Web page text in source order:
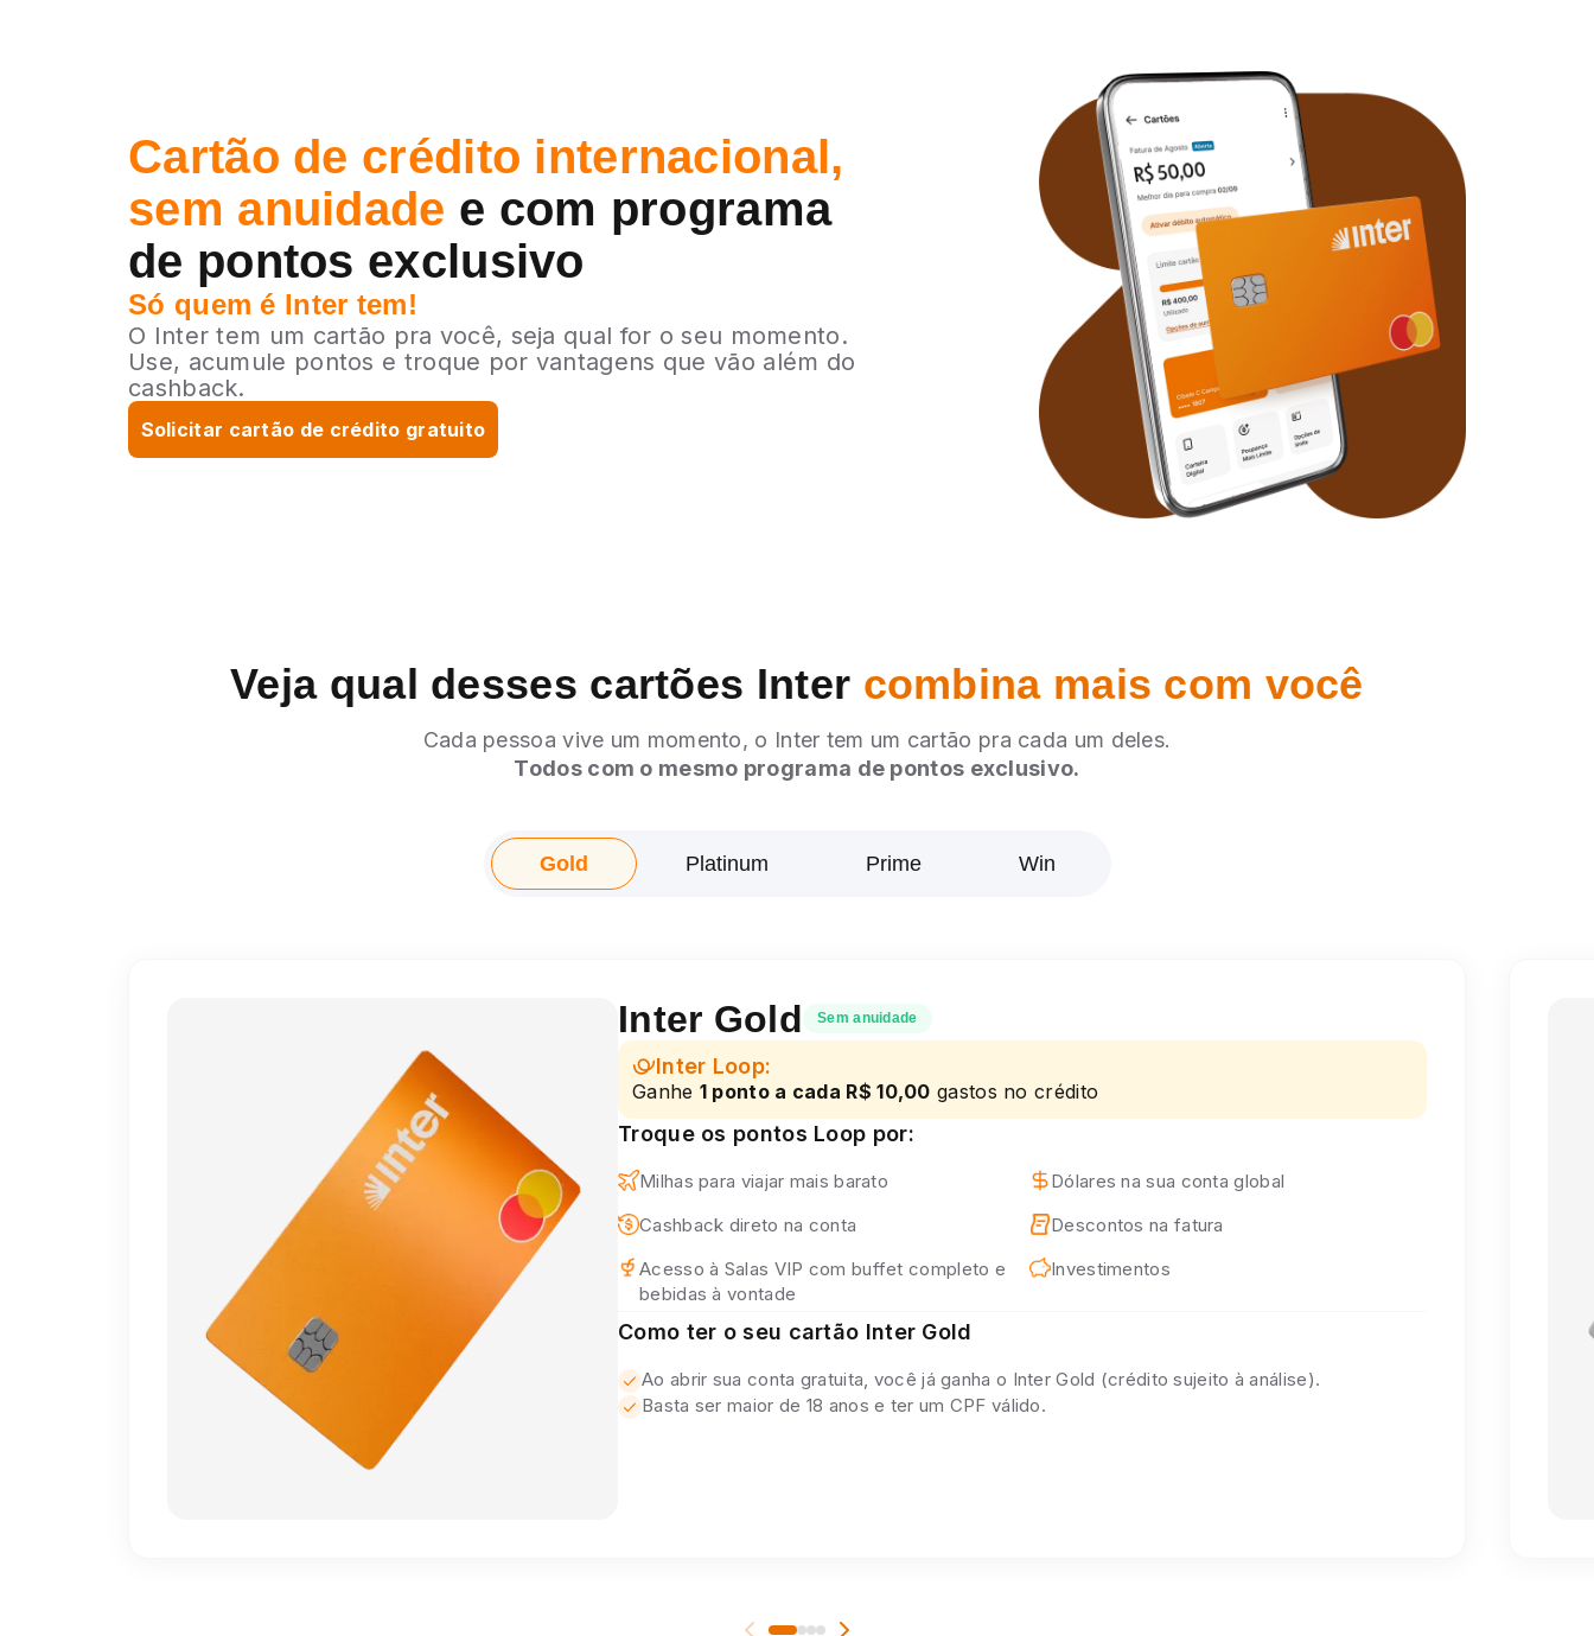
Cartão de crédito internacional,
sem anuidade e com programa
de pontos exclusivo
Só quem é Inter tem!
O Inter tem um cartão pra você, seja qual for o seu momento.
Use, acumule pontos e troque por vantagens que vão além do
cashback.
Solicitar cartão de crédito gratuito
Veja qual desses cartões Inter combina mais com você
Cada pessoa vive um momento, o Inter tem um cartão pra cada um deles.
Todos com o mesmo programa de pontos exclusivo.
Gold Platinum Prime Win
Inter Gold Sem anuidade
Inter Loop:
Ganhe 1 ponto a cada R$ 10,00 gastos no crédito
Troque os pontos Loop por:
Milhas para viajar mais barato
Cashback direto na conta
Acesso à Salas VIP com buffet completo e
bebidas à vontade
Dólares na sua conta global
Descontos na fatura
Investimentos
Como ter o seu cartão Inter Gold
Ao abrir sua conta gratuita, você já ganha o Inter Gold (crédito sujeito à análise).
Basta ser maior de 18 anos e ter um CPF válido.